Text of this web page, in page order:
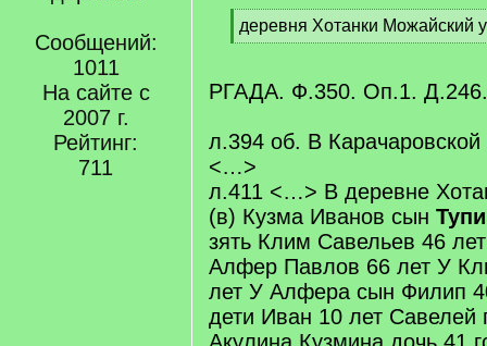
Сообщений:
1011
На сайте с
2007 г.
Рейтинг:
711
[
q
деревня Хотанки Можайский
[
q
РГАДА. Ф.350. Оп.1. Д.246.
л.394 об. В Карачаровской
<…>
л.411 <…> В деревне
(в) Кузма Иванов сын
зять Клим Савельев 46
Алфер Павлов 66 лет У
лет У Алфера сын Филип
дети Иван 10 лет